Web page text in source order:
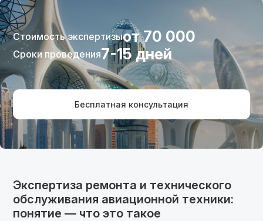
Стоимость экспертизыот 70 000
Сроки проведения7-15 дней
Бесплатная консультация
Экспертиза ремонта и технического
обслуживания авиационной техники:
понятие — что это такое